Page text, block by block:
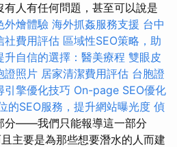
人有任何問題，甚至可以說是
外燴體驗 海外抓姦服務支援 台中
社費用評估 區域性SEO策略，助
升自信的選擇：醫美療程 雙眼皮
證照片 居家清潔費用評估 台胞證
引擎優化技巧 On-page SEO優化
的SEO服務，提升網站曝光度 偵
分——我們只能報導這一部分
主要是為那些想要潛水的人而建